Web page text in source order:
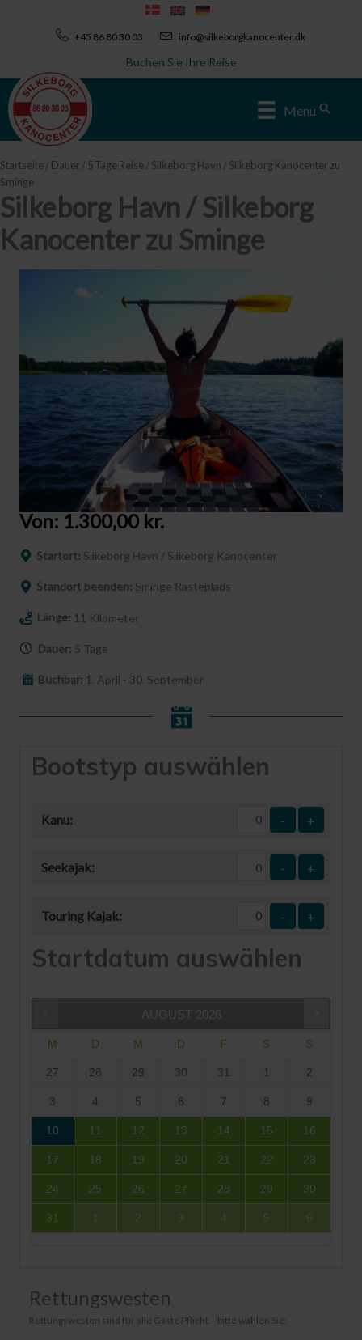
+45 86 80 30 03 info@silkeborgkanocenter.dk
Buchen Sie Ihre Reise
Menu
Startseite/ Dauer / 5 Tage Reise/ Silkeborg Havn / Silkeborg Kanocenter zu
Sminge
Silkeborg Havn / Silkeborg
Kanocenter zu Sminge
Von: 1.300,00 kr.
Startort: Silkeborg Havn / Silkeborg Kanocenter
Standort beenden: Sminge Rasteplads
Länge: 11 Kilometer
Dauer: 5 Tage
Buchbar: 1. April - 30. September
Bootstyp auswählen
Kanu: - +
Seekajak: - +
Touring Kajak: - +
Startdatum auswählen
AUGUST 2026
M D M D F S S
27 28 29 30 31 1 2
3 4 5 6 7 8 9
10 11 12 13 14 15 16
17 18 19 20 21 22 23
24 25 26 27 28 29 30
31 1 2 3 4 5 6
Rettungswesten
Rettungswesten sind für alle Gäste Pflicht – bitte wählen Sie: